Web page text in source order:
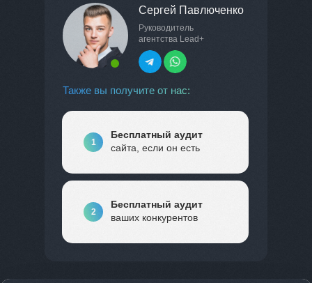
Сергей Павлюченко
Руководитель
агентства Lead+
Также вы получите от нас:
Бесплатный аудит
сайта, если он есть
Бесплатный аудит
ваших конкурентов
1
2